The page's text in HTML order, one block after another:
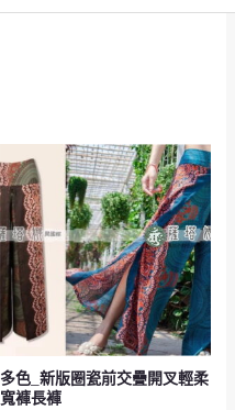
多色_新版圈瓷前交疊開叉輕柔
寬褲長褲